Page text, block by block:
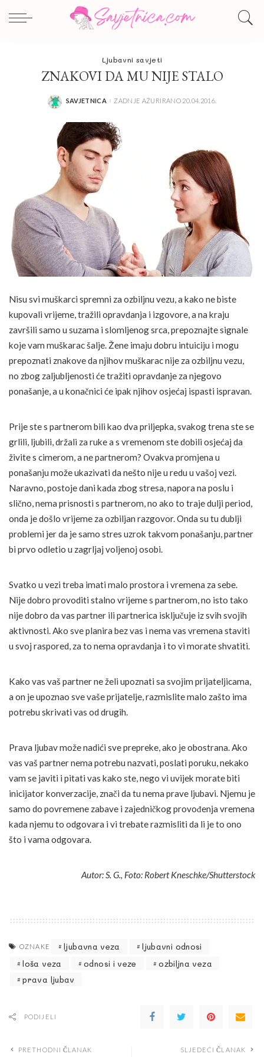
Ljubavni savjeti
ZNAKOVI DA MU NIJE STALO
POSTED
SAVJETNICA ZADNJE AŽURIRANO 20.04.2016.
Nisu svi muškarci spremni za ozbiljnu vezu, a kako ne biste
kupovali vrijeme, tražili opravdanja i izgovore, a na kraju
završili samo u suzama i slomljenog srca, prepoznajte signale
koje vam muškarac šalje. Žene imaju dobru intuiciju i mogu
prepoznati znakove da njihov muškarac nije za ozbiljnu vezu,
no zbog zaljubljenosti će tražiti opravdanje za njegovo
ponašanje, a u konačnici će ipak njihov osjećaj ispasti ispravan.
Prije ste s partnerom bili kao dva priljepka, svakog trena ste se
grlili, ljubili, držali za ruke a s vremenom ste dobili osjećaj da
živite s cimerom, a ne partnerom? Ovakva promjena u
ponašanju može ukazivati da nešto nije u redu u vašoj vezi.
Naravno, postoje dani kada zbog stresa, napora na poslu i
slično, nema prisnosti s partnerom, no ako to traje dulji period,
onda je došlo vrijeme za ozbiljan razgovor. Onda su tu dublji
problemi jer da je samo stres uzrok takvom ponašanju, partner
bi prvo odletio u zagrljaj voljenoj osobi.
Svatko u vezi treba imati malo prostora i vremena za sebe.
Nije dobro provoditi stalno vrijeme s partnerom, no isto tako
nije dobro da vas partner ili partnerica isključuje iz svih svojih
aktivnosti. Ako sve planira bez vas i nema vas vremena staviti
u svoj raspored, za to nema opravdanja i to vi morate shvatiti.
Kako vas vaš partner ne želi upoznati sa svojim prijateljicama,
a on je upoznao sve vaše prijatelje, razmislite malo zašto ima
potrebu skrivati vas od drugih.
Prava ljubav može nadići sve prepreke, ako je obostrana. Ako
vas vaš partner nema potrebu nazvati, poslati poruku, nekako
vam se javiti i pitati vas kako ste, nego vi uvijek morate biti
inicijator konverzacije, znači da tu nema prave ljubavi. Njemu je
samo do povremene zabave i zajedničkog provođenja vremena
kada njemu to odgovara i vi trebate razmisliti da li je to ono
što i vama odgovara.
Autor: S. G., Foto: Robert Kneschke/Shutterstock
OZNAKE ljubavna veza
ljubavni odnosi
loša veza
odnosi i veze
ozbiljna veza
prava ljubav
PODIJELI
PRETHODNI ČLANAK SLJEDEĆI ČLANAK